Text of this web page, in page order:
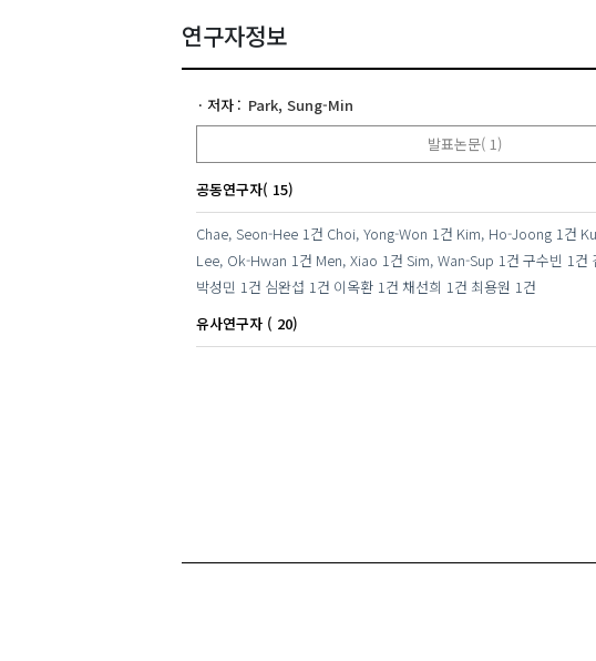
연구자정보
저자
Park, Sung-Min
발표논문( 1)
공동연구자( 15)
Chae, Seon-Hee 1건 Choi, Yong-Won 1건 Kim, Ho-Joong 1건
Lee, Ok-Hwan 1건 Men, Xiao 1건 Sim, Wan-Sup 1건 구수빈 1건
박성민 1건 심완섭 1건 이옥환 1건 채선희 1건 최용원 1건
유사연구자 ( 20)